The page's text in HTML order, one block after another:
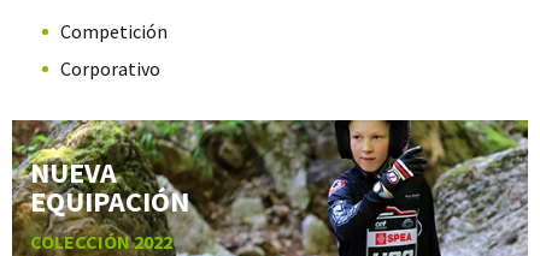
Competición
Corporativo
NUEVA
EQUIPACIÓN
COLECCIÓN 2022